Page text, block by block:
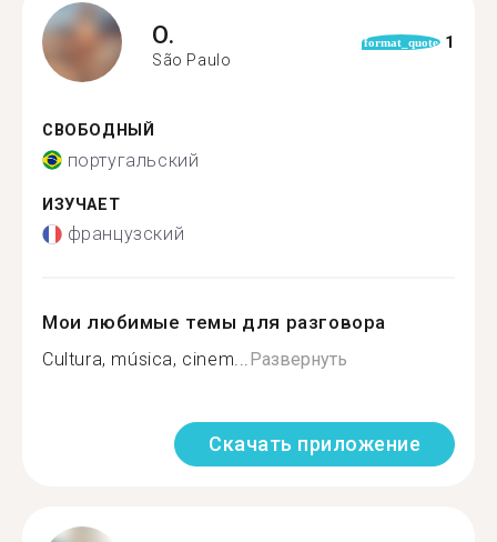
O.
São Paulo
format_quote 1
СВОБОДНЫЙ
португальский
ИЗУЧАЕТ
французский
Мои любимые темы для разговора
Cultura, música, cinem...Развернуть
Скачать приложение